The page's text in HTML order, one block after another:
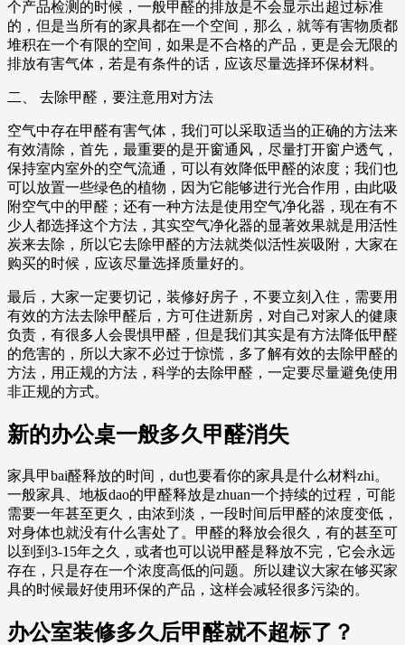
个产品检测的时候，一般甲醛的排放是不会显示出超过标准
的，但是当所有的家具都在一个空间，那么，就等有害物质都
堆积在一个有限的空间，如果是不合格的产品，更是会无限的
排放有害气体，若是有条件的话，应该尽量选择环保材料。
二、 去除甲醛，要注意用对方法
空气中存在甲醛有害气体，我们可以采取适当的正确的方法来
有效清除，首先，最重要的是开窗通风，尽量打开窗户透气，
保持室内室外的空气流通，可以有效降低甲醛的浓度；我们也
可以放置一些绿色的植物，因为它能够进行光合作用，由此吸
附空气中的甲醛；还有一种方法是使用空气净化器，现在有不
少人都选择这个方法，其实空气净化器的显著效果就是用活性
炭来去除，所以它去除甲醛的方法就类似活性炭吸附，大家在
购买的时候，应该尽量选择质量好的。
最后，大家一定要切记，装修好房子，不要立刻入住，需要用
有效的方法去除甲醛后，方可住进新房，对自己对家人的健康
负责，有很多人会畏惧甲醛，但是我们其实是有方法降低甲醛
的危害的，所以大家不必过于惊慌，多了解有效的去除甲醛的
方法，用正规的方法，科学的去除甲醛，一定要尽量避免使用
非正规的方式。
新的办公桌一般多久甲醛消失
家具甲bai醛释放的时间，du也要看你的家具是什么材料zhi。
一般家具、地板dao的甲醛释放是zhuan一个持续的过程，可能
需要一年甚至更久，由浓到淡，一段时间后甲醛的浓度变低，
对身体也就没有什么害处了。甲醛的释放会很久，有的甚至可
以到到3-15年之久，或者也可以说甲醛是释放不完，它会永远
存在，只是存在一个浓度高低的问题。所以建议大家在够买家
具的时候最好使用环保的产品，这样会减轻很多污染的。
办公室装修多久后甲醛就不超标了？